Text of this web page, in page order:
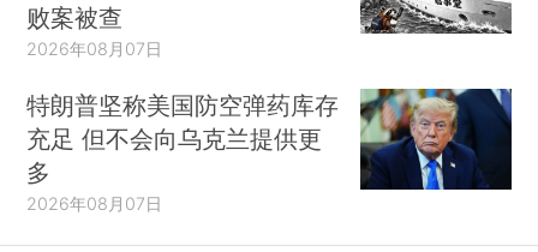
败案被查
2026年08月07日
特朗普坚称美国防空弹药库存
充足 但不会向乌克兰提供更
多
2026年08月07日